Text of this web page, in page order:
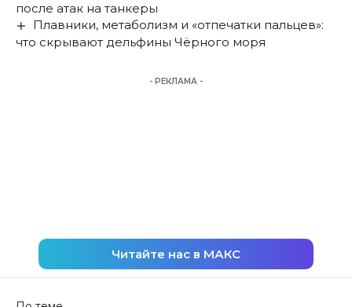
после атак на танкеры
Плавники, метаболизм и «отпечатки пальцев»:
что скрывают дельфины Чёрного моря
- РЕКЛАМА -
Читайте нас в МАКС